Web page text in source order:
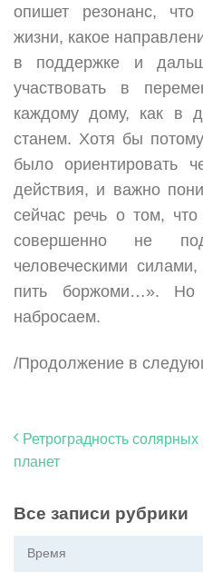
опишет резонанс,
жизни, какое
в поддержке и
участвовать в
каждому дому, как в
станем. Хотя бы
было ориентировать
действия, и важно
сейчас речь о том,
совершенно не
человеческими
пить боржоми…». Но
набросаем.
/Продолжение в
Ретроградность солярных
планет
Все записи рубрики
Время